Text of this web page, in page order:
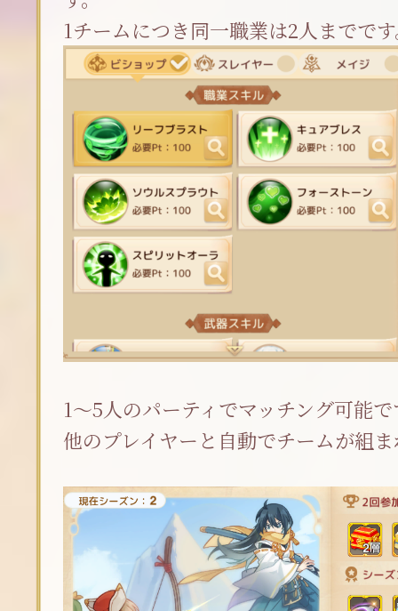
1チームにつき同一職業は2人までで
1～5人のパーティでマッチング可能
他のプレイヤーと自動でチームが組